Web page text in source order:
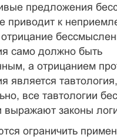
предложения
приводит к
само должно быть
а отрицанием
является тавтология,
все тавтологии
выражают законы
ограничить